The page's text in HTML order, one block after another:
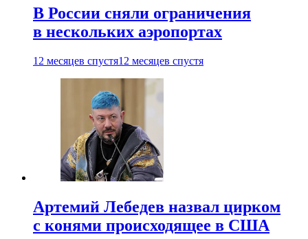
В России сняли ограничения
в нескольких аэропортах
12 месяцев спустя12 месяцев спустя
Артемий Лебедев назвал цирком
с конями происходящее в США